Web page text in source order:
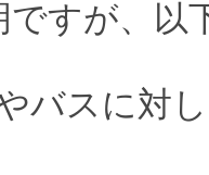
ですが、以
バスに対